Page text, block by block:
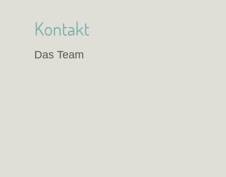
Kontakt
Das Team